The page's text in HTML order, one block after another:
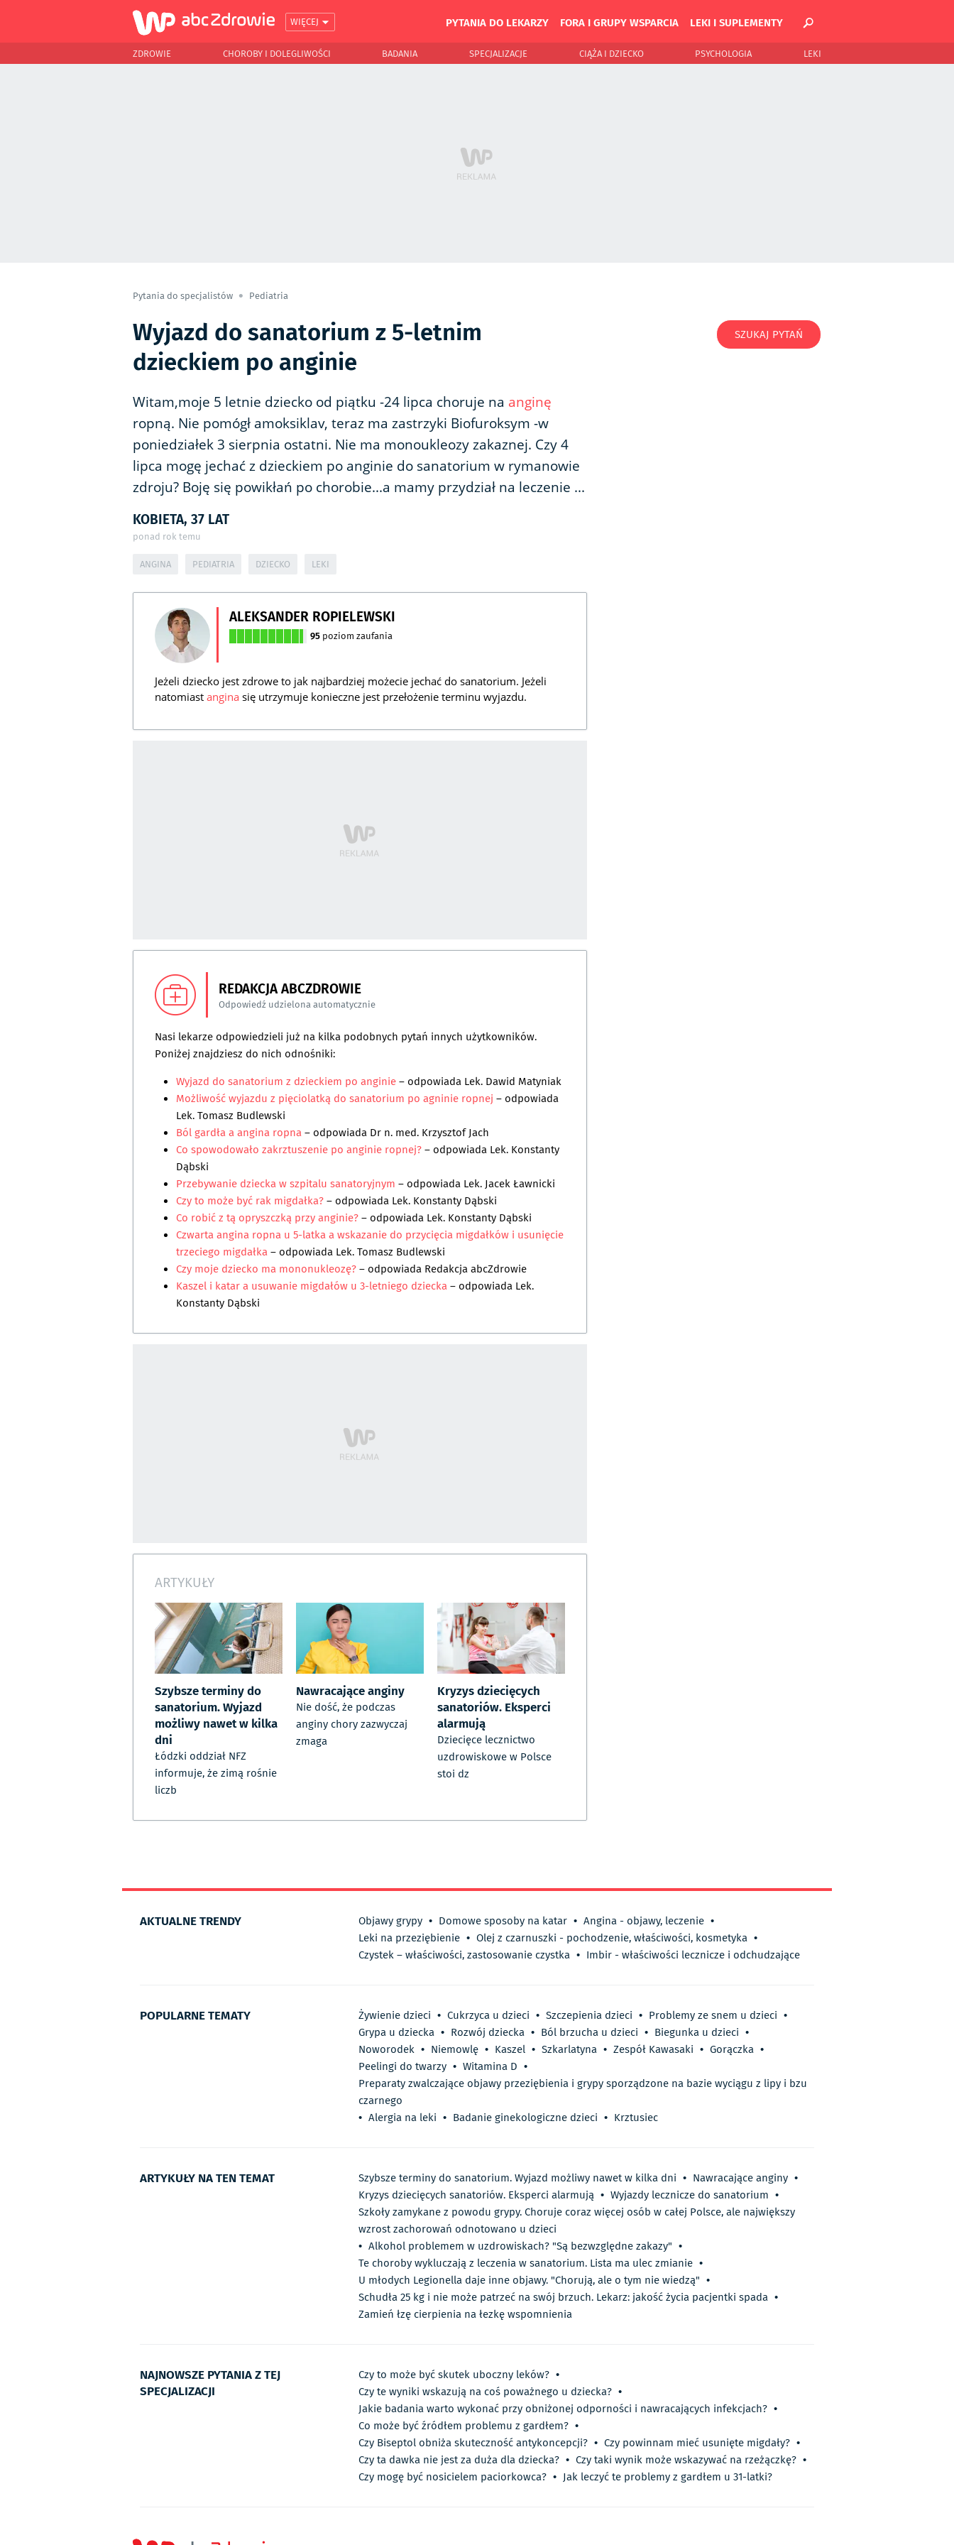
WIĘCEJ PYTANIA DO LEKARZY FORA I GRUPY WSPARCIA LEKI I SUPLEMENTY
ZDROWIE CHOROBY I DOLEGLIWOŚCI BADANIA SPECJALIZACJE CIĄŻA I DZIECKO PSYCHOLOGIA LEKI
Pytania do specjalistów Pediatria
Wyjazd do sanatorium z 5-letnim
dzieckiem po anginie
Witam,moje 5 letnie dziecko od piątku -24 lipca choruje na anginę
ropną. Nie pomógł amoksiklav, teraz ma zastrzyki Biofuroksym -w
poniedziałek 3 sierpnia ostatni. Nie ma monoukleozy zakaznej. Czy 4
lipca mogę jechać z dzieckiem po anginie do sanatorium w rymanowie
zdroju? Boję się powikłań po chorobie...a mamy przydział na leczenie ...
KOBIETA, 37 LAT
ponad rok temu
ANGINA PEDIATRIA DZIECKO LEKI
ALEKSANDER ROPIELEWSKI
95 poziom zaufania
Jeżeli dziecko jest zdrowe to jak najbardziej możecie jechać do sanatorium. Jeżeli
natomiast angina się utrzymuje konieczne jest przełożenie terminu wyjazdu.
REDAKCJA ABCZDROWIE
Odpowiedź udzielona automatycznie
Nasi lekarze odpowiedzieli już na kilka podobnych pytań innych użytkowników.
Poniżej znajdziesz do nich odnośniki:
Wyjazd do sanatorium z dzieckiem po anginie– odpowiada Lek. Dawid Matyniak
Możliwość wyjazdu z pięciolatką do sanatorium po agninie ropnej – odpowiada
Lek. Tomasz Budlewski
Ból gardła a angina ropna– odpowiada Dr n. med. Krzysztof Jach
Co spowodowało zakrztuszenie po anginie ropnej?– odpowiada Lek. Konstanty
Dąbski
Przebywanie dziecka w szpitalu sanatoryjnym – odpowiada Lek. Jacek Ławnicki
Czy to może być rak migdałka?– odpowiada Lek. Konstanty Dąbski
Co robić z tą opryszczką przy anginie?– odpowiada Lek. Konstanty Dąbski
Czwarta angina ropna u 5-latka a wskazanie do przycięcia migdałków i usunięcie
trzeciego migdałka– odpowiada Lek. Tomasz Budlewski
Czy moje dziecko ma mononukleozę?– odpowiada Redakcja abcZdrowie
Kaszel i katar a usuwanie migdałów u 3-letniego dziecka– odpowiada Lek.
Konstanty Dąbski
ARTYKUŁY
Szybsze terminy do
sanatorium. Wyjazd
możliwy nawet w kilka
dni
Łódzki oddział NFZ
informuje, że zimą rośnie
liczb
Nawracające anginy
Nie dość, że podczas
anginy chory zazwyczaj
zmaga
Kryzys dziecięcych
sanatoriów. Eksperci
alarmują
Dziecięce lecznictwo
uzdrowiskowe w Polsce
stoi dz
SZUKAJ PYTAŃ
AKTUALNE TRENDY Objawy grypy • Domowe sposoby na katar • Angina - objawy, leczenie •
Leki na przeziębienie • Olej z czarnuszki - pochodzenie, właściwości, kosmetyka •
Czystek – właściwości, zastosowanie czystka • Imbir - właściwości lecznicze i odchudzające
POPULARNE TEMATY Żywienie dzieci • Cukrzyca u dzieci • Szczepienia dzieci • Problemy ze snem u dzieci •
Grypa u dziecka • Rozwój dziecka • Ból brzucha u dzieci • Biegunka u dzieci •
Noworodek • Niemowlę • Kaszel • Szkarlatyna • Zespół Kawasaki • Gorączka •
Peelingi do twarzy • Witamina D •
Preparaty zwalczające objawy przeziębienia i grypy sporządzone na bazie wyciągu z lipy i bzu
czarnego
• Alergia na leki • Badanie ginekologiczne dzieci • Krztusiec
ARTYKUŁY NA TEN TEMAT Szybsze terminy do sanatorium. Wyjazd możliwy nawet w kilka dni • Nawracające anginy •
Kryzys dziecięcych sanatoriów. Eksperci alarmują • Wyjazdy lecznicze do sanatorium •
Szkoły zamykane z powodu grypy. Choruje coraz więcej osób w całej Polsce, ale największy
wzrost zachorowań odnotowano u dzieci
• Alkohol problemem w uzdrowiskach? "Są bezwzględne zakazy" •
Te choroby wykluczają z leczenia w sanatorium. Lista ma ulec zmianie •
U młodych Legionella daje inne objawy. "Chorują, ale o tym nie wiedzą" •
Schudła 25 kg i nie może patrzeć na swój brzuch. Lekarz: jakość życia pacjentki spada •
Zamień łzę cierpienia na łezkę wspomnienia
NAJNOWSZE PYTANIA Z TEJ
SPECJALIZACJI
Czy to może być skutek uboczny leków? •
Czy te wyniki wskazują na coś poważnego u dziecka? •
Jakie badania warto wykonać przy obniżonej odporności i nawracających infekcjach? •
Co może być źródłem problemu z gardłem? •
Czy Biseptol obniża skuteczność antykoncepcji? • Czy powinnam mieć usunięte migdały? •
Czy ta dawka nie jest za duża dla dziecka? • Czy taki wynik może wskazywać na rzeżączkę? •
Czy mogę być nosicielem paciorkowca? • Jak leczyć te problemy z gardłem u 31-latki?